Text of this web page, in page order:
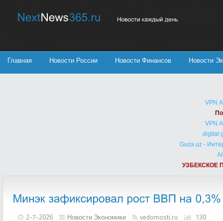
Главная Новости России Новости Финансов Новости
VPN
VPN
digital
Guza.uz -
УЗБЕКСКОЕ
2-7-2026 Новости Экономики vedomosti.ru 130